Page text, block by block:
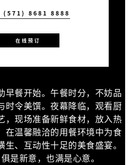
(571) 8681 8888
在线预订
早餐开始。午餐时分，不妨品
时令美馔。夜幕降临，观看厨
，现场准备新鲜食材，放入热
在温馨融洽的用餐环境中为食
生、互动性十足的美食盛宴。
是新意，也满是心意。